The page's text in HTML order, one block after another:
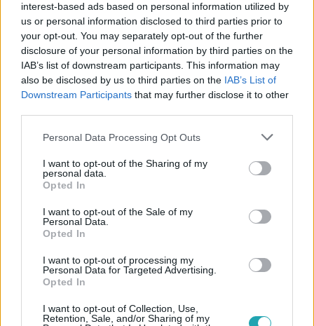
interest-based ads based on personal information utilized by
us or personal information disclosed to third parties prior to
your opt-out. You may separately opt-out of the further
disclosure of your personal information by third parties on the
IAB’s list of downstream participants. This information may
also be disclosed by us to third parties on the IAB’s List of
Downstream Participants that may further disclose it to other
Please note that this website/app uses one or more Google
not limited to your visit or usage behaviour. You may click to
grant or deny consent to Google and its third-party tags to
use your data for below specified purposes in below Google
consent section.
Personal Data Processing Opt Outs
I want to opt-out of the Sharing of my
personal data.
Opted In
I want to opt-out of the Sale of my
Personal Data.
Opted In
I want to opt-out of processing my
Personal Data for Targeted Advertising.
Opted In
I want to opt-out of Collection, Use,
Retention, Sale, and/or Sharing of my
Varga Barnabást
Varga Barna, Pécsi Ármin, Ousmane Dembélé és Miroslav